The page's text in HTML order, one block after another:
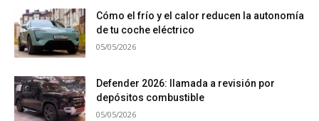
Cómo el frío y el calor reducen la autonomía
de tu coche eléctrico
05/05/2026
Defender 2026: llamada a revisión por
depósitos combustible
05/05/2026